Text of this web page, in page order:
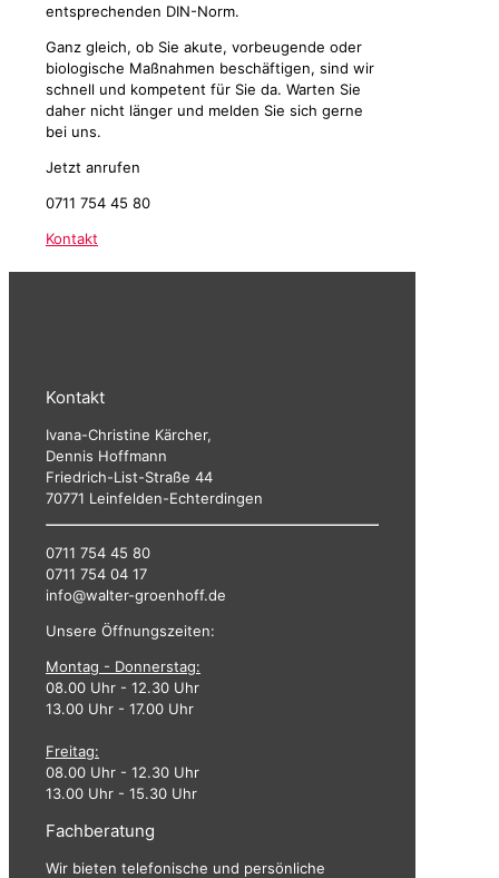
entsprechenden DIN-Norm.
Ganz gleich, ob Sie akute, vorbeugende oder
biologische Maßnahmen beschäftigen, sind wir
schnell und kompetent für Sie da. Warten Sie
daher nicht länger und melden Sie sich gerne
bei uns.
Jetzt anrufen
0711 754 45 80
Kontakt
Kontakt
Ivana-Christine Kärcher,
Dennis Hoffmann
Friedrich-List-Straße 44
70771 Leinfelden-Echterdingen
0711 754 45 80
0711 754 04 17
info@walter-groenhoff.de
Unsere Öffnungszeiten:
Montag - Donnerstag:
08.00 Uhr - 12.30 Uhr
13.00 Uhr - 17.00 Uhr
Freitag:
08.00 Uhr - 12.30 Uhr
13.00 Uhr - 15.30 Uhr
Fachberatung
Wir bieten telefonische und persönliche